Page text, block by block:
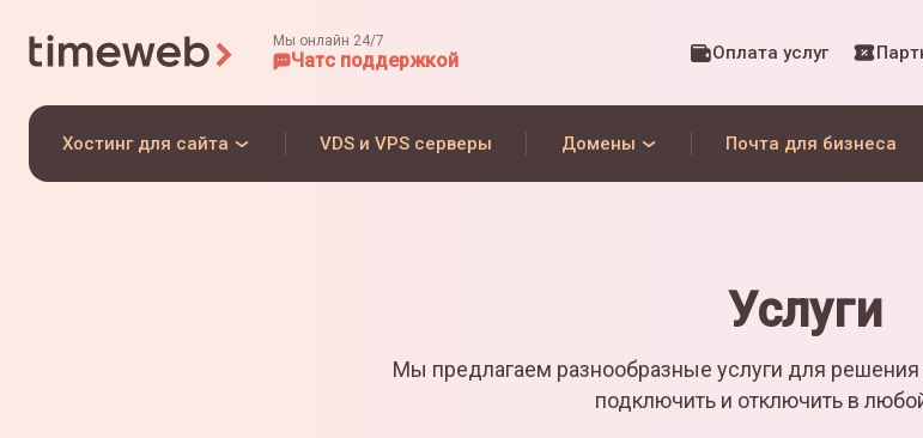
Мы онлайн 24/7
Чатс поддержкой Оплата услуг
Хостинг для сайта VDS и VPS серверы Домены Почта для бизнеса
Услуги
Мы предлагаем разнообразные услуги для
подключить и отключить в